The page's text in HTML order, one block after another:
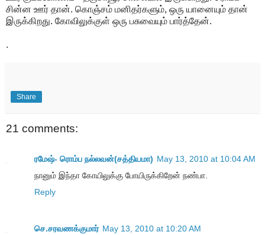
சின்ன ஊர் தான். கொஞ்சம் மனிதர்களும், ஒரு யானையும் தான்
இருக்கிறது. கோவிலுக்குள் ஒரு பசுவையும் பார்த்தேன்.
.
Share
21 comments:
ரமேஷ்- ரொம்ப நல்லவன்(சத்தியமா) May 13, 2010 at 10:04 AM
நானும் இந்தா கோயிலுக்கு போயிருக்கிறேன் நண்பா.
Reply
செ.சரவணக்குமார் May 13, 2010 at 10:20 AM